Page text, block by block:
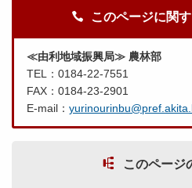
このページに関
≪由利地域振興局≫ 農林部
TEL：0184-22-7551
FAX：0184-23-2901
E-mail：
このページ